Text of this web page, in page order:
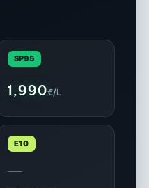
SP95
1,990€/L
E10
—